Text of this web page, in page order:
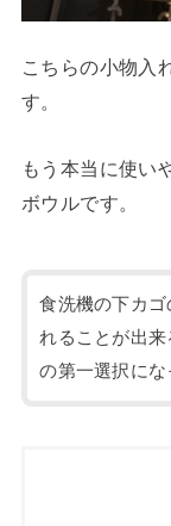
こちらの小物入
す。
もう本当に使い
ボウルです。
食洗機の下カ
れることが出
の第一選択にな